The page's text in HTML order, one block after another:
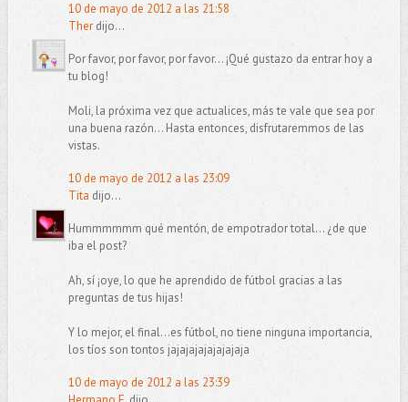
10 de mayo de 2012 a las 21:58
Therdijo...
Por favor, por favor, por favor... ¡Qué gustazo da entrar hoy a
tu blog!
Moli, la próxima vez que actualices, más te vale que sea por
una buena razón... Hasta entonces, disfrutaremmos de las
vistas.
10 de mayo de 2012 a las 23:09
Tita dijo...
Hummmmmm qué mentón, de empotrador total... ¿de que
iba el post?
Ah, sí ¡oye, lo que he aprendido de fútbol gracias a las
preguntas de tus hijas!
Y lo mejor, el final...es fútbol, no tiene ninguna importancia,
los tíos son tontos jajajajajajajajaja
10 de mayo de 2012 a las 23:39